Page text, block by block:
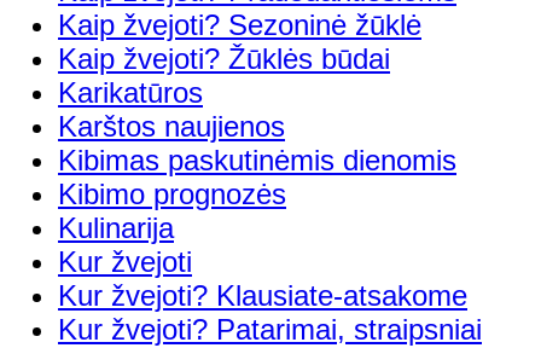
Kaip žvejoti? Sezoninė žūklė
Kaip žvejoti? Žūklės būdai
Karikatūros
Karštos naujienos
Kibimas paskutinėmis dienomis
Kibimo prognozės
Kulinarija
Kur žvejoti
Kur žvejoti? Klausiate-atsakome
Kur žvejoti? Patarimai, straipsniai